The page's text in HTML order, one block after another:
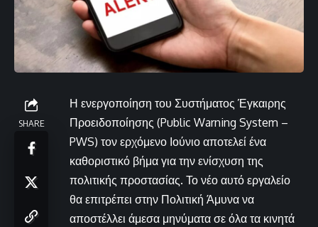
SHARE
Η ενεργοποίηση του Συστήματος Έγκαιρης
Προειδοποίησης (Public Warning System –
PWS) τον ερχόμενο Ιούνιο αποτελεί ένα
καθοριστικό βήμα για την ενίσχυση της
πολιτικής προστασίας. Το νέο αυτό εργαλείο
θα επιτρέπει στην Πολιτική Άμυνα να
αποστέλλει άμεσα μηνύματα σε όλα τα κινητά